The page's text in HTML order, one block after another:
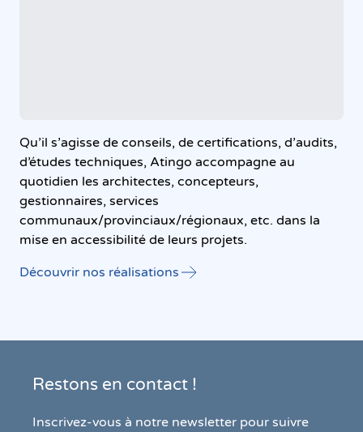
Qu’il s’agisse de conseils, de certifications, d’audits,
d’études techniques, Atingo accompagne au
quotidien les architectes, concepteurs,
gestionnaires, services
communaux/provinciaux/régionaux, etc. dans la
mise en accessibilité de leurs projets.
Découvrir nos réalisations
Restons en contact !
Inscrivez-vous à notre newsletter pour suivre